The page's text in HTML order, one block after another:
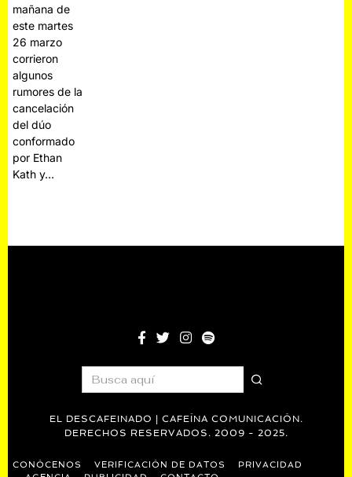
mañana de
este martes
26 marzo
corrieron
algunos
rumores de la
cancelación
del dúo
conformado
por Ethan
Kath y…
EL DESCAFEINADO | CAFEÍNA COMUNICACIÓN.
DERECHOS RESERVADOS. 2009 - 2025.
CONÓCENOS VERIFICACIÓN DE DATOS
PRIVACIDAD